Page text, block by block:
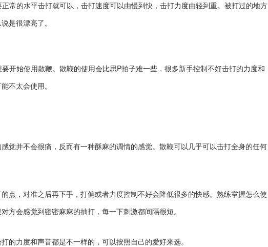
常的水平击打就可以，击打速度可以由慢到快，击打力度由轻到重。被打过的地方
是很漂亮了。
开始使用散鞭。散鞭的使用会比思P拍子难一些，很多新手控制不好击打的力度和
不太会使用。
觉并不会很痛，反而有一种酥麻的调情的感觉。散鞭可以几乎可以击打全身的任何
点，对准之后再下手，打偏或者力度控制不好会降低很多的快感。熟练掌握怎么使
方会感觉到密密麻麻的抽打，每一下刺激都间隔很短。
的力度和声音都是不一样的，可以按照自己的爱好来选。